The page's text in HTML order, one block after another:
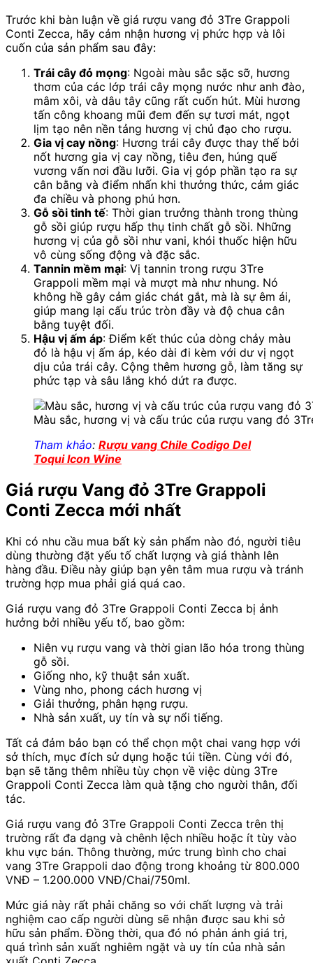
Trước khi bàn luận về giá rượu vang đỏ 3Tre Grappoli
Conti Zecca, hãy cảm nhận hương vị phức hợp và lôi
cuốn của sản phẩm sau đây:
Trái cây đỏ mọng: Ngoài màu sắc sặc sỡ, hương
thơm của các lớp trái cây mọng nước như anh đào,
mâm xôi, và dâu tây cũng rất cuốn hút. Mùi hương
tấn công khoang mũi đem đến sự tươi mát, ngọt
lịm tạo nên nền tảng hương vị chủ đạo cho rượu.
Gia vị cay nồng: Hương trái cây được thay thế bởi
nốt hương gia vị cay nồng, tiêu đen, húng quế
vương vấn nơi đầu lưỡi. Gia vị góp phần tạo ra sự
cân bằng và điểm nhấn khi thưởng thức, cảm giác
đa chiều và phong phú hơn.
Gỗ sồi tinh tế: Thời gian trưởng thành trong thùng
gỗ sồi giúp rượu hấp thụ tinh chất gỗ sồi. Những
hương vị của gỗ sồi như vani, khói thuốc hiện hữu
vô cùng sống động và đặc sắc.
Tannin mềm mại: Vị tannin trong rượu 3Tre
Grappoli mềm mại và mượt mà như nhung. Nó
không hề gây cảm giác chát gắt, mà là sự êm ái,
giúp mang lại cấu trúc tròn đầy và độ chua cân
bằng tuyệt đối.
Hậu vị ấm áp: Điểm kết thúc của dòng chảy màu
đỏ là hậu vị ấm áp, kéo dài đi kèm với dư vị ngọt
dịu của trái cây. Cộng thêm hương gỗ, làm tăng sự
phức tạp và sâu lắng khó dứt ra được.
Màu sắc, hương vị và cấu trúc của rượu vang đỏ
Tham khảo: Rượu vang Chile Codigo Del
Toqui Icon Wine
Giá rượu Vang đỏ 3Tre Grappoli
Conti Zecca mới nhất
Khi có nhu cầu mua bất kỳ sản phẩm nào đó, người tiêu
dùng thường đặt yếu tố chất lượng và giá thành lên
hàng đầu. Điều này giúp bạn yên tâm mua rượu và tránh
trường hợp mua phải giá quá cao.
Giá rượu vang đỏ 3Tre Grappoli Conti Zecca bị ảnh
hưởng bởi nhiều yếu tố, bao gồm:
Niên vụ rượu vang và thời gian lão hóa trong thùng
gỗ sồi.
Giống nho, kỹ thuật sản xuất.
Vùng nho, phong cách hương vị
Giải thưởng, phân hạng rượu.
Nhà sản xuất, uy tín và sự nổi tiếng.
Tất cả đảm bảo bạn có thể chọn một chai vang hợp với
sở thích, mục đích sử dụng hoặc túi tiền. Cùng với đó,
bạn sẽ tăng thêm nhiều tùy chọn về việc dùng 3Tre
Grappoli Conti Zecca làm quà tặng cho người thân, đối
tác.
Giá rượu vang đỏ 3Tre Grappoli Conti Zecca trên thị
trường rất đa dạng và chênh lệch nhiều hoặc ít tùy vào
khu vực bán. Thông thường, mức trung bình cho chai
vang 3Tre Grappoli dao động trong khoảng từ 800.000
VNĐ – 1.200.000 VNĐ/Chai/750ml.
Mức giá này rất phải chăng so với chất lượng và trải
nghiệm cao cấp người dùng sẽ nhận được sau khi sở
hữu sản phẩm. Đồng thời, qua đó nó phản ánh giá trị,
quá trình sản xuất nghiêm ngặt và uy tín của nhà sản